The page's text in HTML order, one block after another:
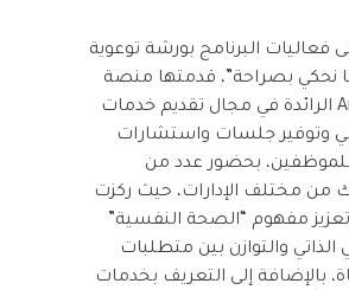
فعاليات البرنامج بورشة توعوية
نحكي بصراحة”، قدمتها منصة
Arab Therapy الرائدة في مجال تقديم خدمات
وتوفير جلسات واستشارات
للموظفين، بحضور عدد من
من مختلف الإدارات، حيث ركزت
مفهوم “الصحة النفسية”
الذاتي والتوازن بين متطلبات
بالإضافة إلى التعريف بخدمات